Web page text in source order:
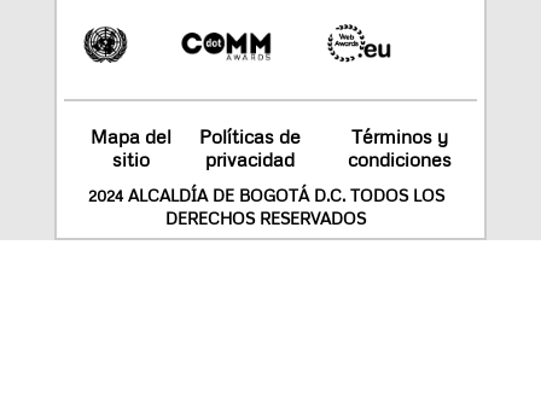
Mapa del
sitio
Políticas de
privacidad
Términos y
condiciones
2024 ALCALDÍA DE BOGOTÁ D.C. TODOS LOS
DERECHOS RESERVADOS